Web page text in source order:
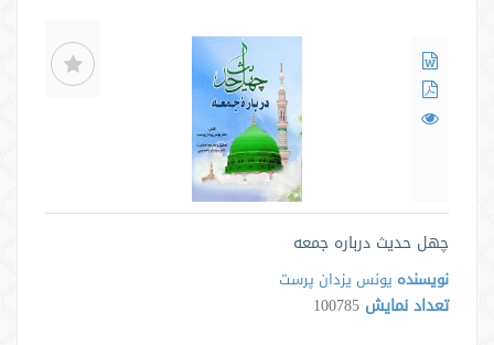
چهل حدیث درباره جمعه
نویسنده یونس یزدان پرست
تعداد نمایش 100785